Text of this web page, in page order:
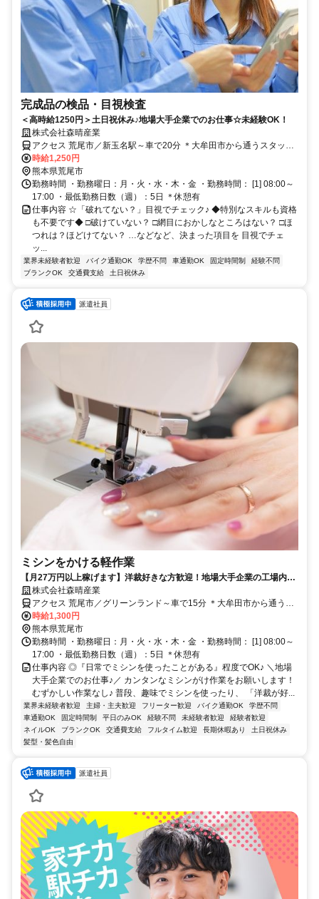
完成品の検品・目視検査
＜高時給1250円＞土日祝休み♪地場大手企業でのお仕事☆未経験OK！
株式会社森晴産業
アクセス 荒尾市／新玉名駅～車で20分 ＊大牟田市から通うスタッフ
も♪
時給1,250円
熊本県荒尾市
勤務時間 ・勤務曜日：月・火・水・木・金 ・勤務時間： [1] 08:00～
17:00 ・最低勤務日数（週）：5日 ＊休憩有
仕事内容 ☆「破れてない？」目視でチェック♪ ◆特別なスキルも資格
も不要です◆ □破けていない？ □網目におかしなところはない？ □ほ
つれは？ほどけてない？ …などなど、決まった項目を 目視でチェ
ッ...
業界未経験者歓迎 バイク通勤OK 学歴不問 車通勤OK 固定時間制
経験不問
ブランクOK
交通費支給 土日祝休み
派遣社員
ミシンをかける軽作業
【月27万円以上稼げます】洋裁好きな方歓迎！地場大手企業の工場内で
簡単ミシンがけ♪土日祝休み★ネイルOK！髪色・髪型も自由☆彡
株式会社森晴産業
アクセス 荒尾市／グリーンランド～車で15分 ＊大牟田市から通うス
タッフも♪
時給1,300円
熊本県荒尾市
勤務時間 ・勤務曜日：月・火・水・木・金 ・勤務時間： [1] 08:00～
17:00 ・最低勤務日数（週）：5日 ＊休憩有
仕事内容 ◎『日常でミシンを使ったことがある』程度でOK♪ ＼地場
大手企業でのお仕事♪／ カンタンなミシンがけ作業をお願いします！
むずかしい作業なし♪ 普段、趣味でミシンを使ったり、 「洋裁が好...
業界未経験者歓迎 主婦・主夫歓迎 フリーター歓迎 バイク通勤OK
学歴不問
車通勤OK
固定時間制 平日のみOK 経験不問 未経験者歓迎
経験者歓迎
ネイルOK
ブランクOK 交通費支給 フルタイム歓迎 長期休暇あり
土日祝休み
髪型・髪色自由
派遣社員